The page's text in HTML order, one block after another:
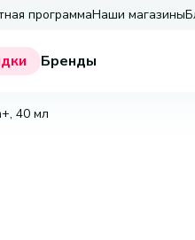
программаНаши магазины
Бренды
40 мл